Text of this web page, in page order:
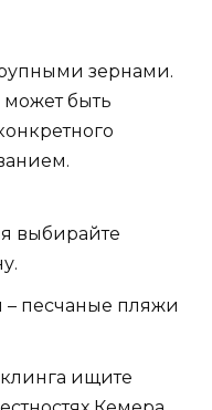
зернами.
может быть
выбирайте
песчаные пляжи
ищите